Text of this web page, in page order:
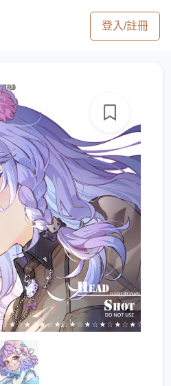
登入/註冊